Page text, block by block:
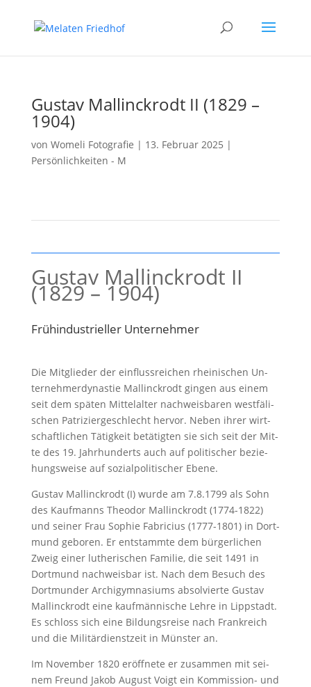
Gustav Mallinckrodt II (1829 –
1904)
von Womeli Fotografie | 13. Februar 2025 |
Persönlichkeiten - M
Gustav Mallinckrodt II
(1829 – 1904)
Frühindustrieller Unternehmer
Die Mit­glie­der der ein­fluss­rei­chen rhei­ni­schen Un­
ter­neh­mer­dy­nas­tie Mal­linck­rodt gingen aus ei­nem
seit dem spä­ten Mit­tel­al­ter nach­weis­ba­ren west­fä­li­
schen Patriziergeschlecht her­vor. Ne­ben ih­rer wirt­
schaft­li­chen Tä­tig­keit be­tä­tig­ten sie sich seit der Mit­
te des 19. Jahr­hun­derts auch auf po­li­ti­scher be­zie­
hungs­wei­se auf sozialpolitischer Ebe­ne.
Gus­tav Mal­linck­rodt (I) wur­de am 7.8.1799 als Sohn
des Kauf­manns Theo­dor Mallinckrodt (1774-1822)
und sei­ner Frau So­phie Fa­bri­ci­us (1777-1801) in Dort­
mund gebo­ren. Er ent­stamm­te dem bür­ger­li­chen
Zweig ei­ner lutherischen Fa­mi­lie, die seit 1491 in
Dort­mund nach­weis­bar ist. Nach dem Be­such des
Dort­mun­der Archigymnasiums ab­sol­vier­te Gus­tav
Mal­linck­rodt ei­ne kauf­män­ni­sche Leh­re in Lippstadt.
Es schloss sich ei­ne Bil­dungs­rei­se nach Frank­reich
und die Mi­li­tär­dienst­zeit in Müns­ter an.
Im No­vem­ber 1820 er­öff­ne­te er zu­sam­men mit sei­
nem Freund Ja­kob Au­gust Voigt ein Kommission- und